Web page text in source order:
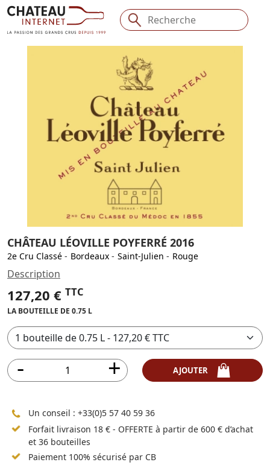
CHÂTEAU LÉOVILLE POYFERRÉ 2016
2e Cru Classé - Bordeaux - Saint-Julien - Rouge
Description
127,20 € TTC
LA BOUTEILLE DE 0.75 L
Un conseil : +33(0)5 57 40 59 36
Forfait livraison 18 € - OFFERTE à partir de 600 € d’achat
et 36 bouteilles
Paiement 100% sécurisé par CB